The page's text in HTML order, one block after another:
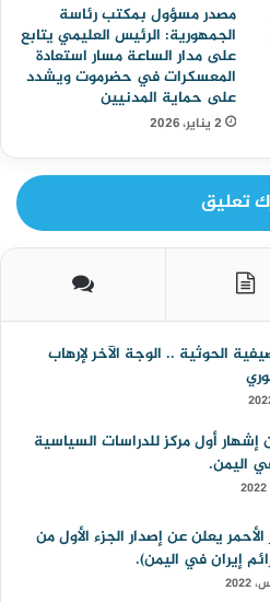
مصدر مسؤول بمكتب رئاسة
الجمهورية: الرئيس العليمي يتابع
على مدار الساعة مسار استعادة
المعسكرات في حضرموت ويشدد
على حماية المدنيين
2 يناير، 2026
تعليق
الحوثية .. الوجة الآخر لإرهاب
إشهار أول مركز للدراسات السياسية
اليمن.
الأحمر يعلن عن إصدار الجزء الأول من
إيران في اليمن).